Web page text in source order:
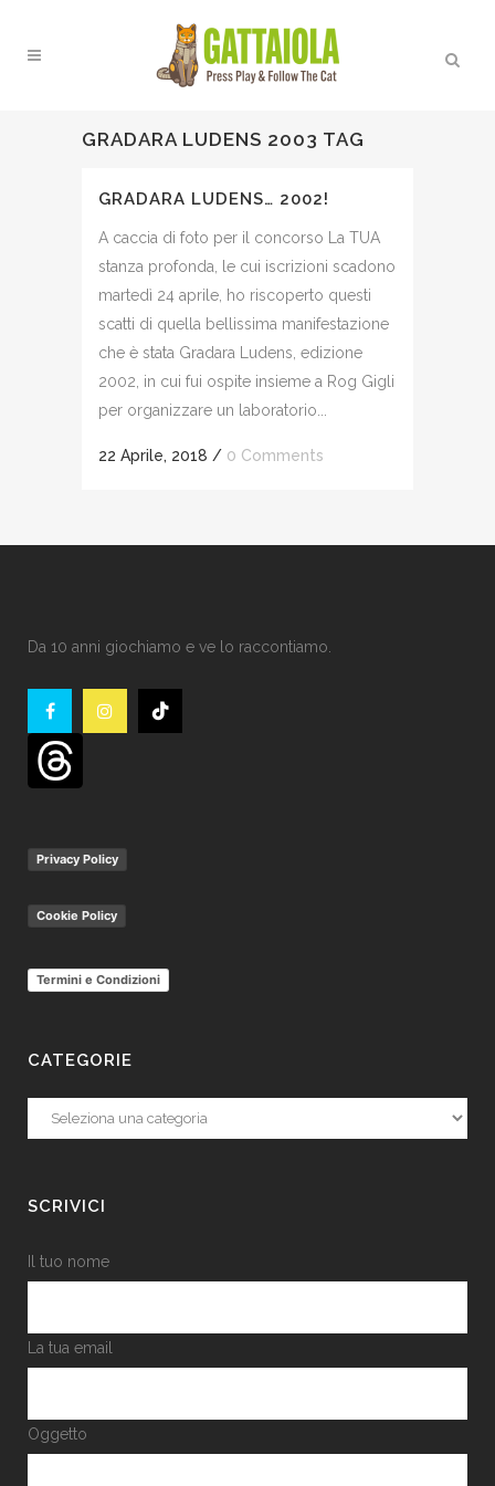
GRADARA LUDENS 2003 TAG
GRADARA LUDENS… 2002!
A caccia di foto per il concorso La TUA
stanza profonda, le cui iscrizioni scadono
martedì 24 aprile, ho riscoperto questi
scatti di quella bellissima manifestazione
che è stata Gradara Ludens, edizione
2002, in cui fui ospite insieme a Rog Gigli
per organizzare un laboratorio...
22 Aprile, 2018 / 0 Comments
Da 10 anni giochiamo e ve lo raccontiamo.
Privacy Policy
Cookie Policy
Termini e Condizioni
CATEGORIE
Categorie
SCRIVICI
Il tuo nome
La tua email
Oggetto